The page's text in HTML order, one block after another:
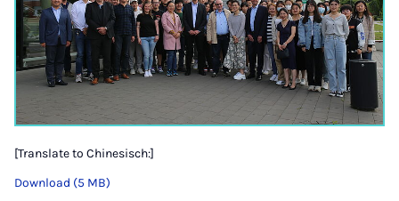
[Translate to Chinesisch:]
Download (5 MB)